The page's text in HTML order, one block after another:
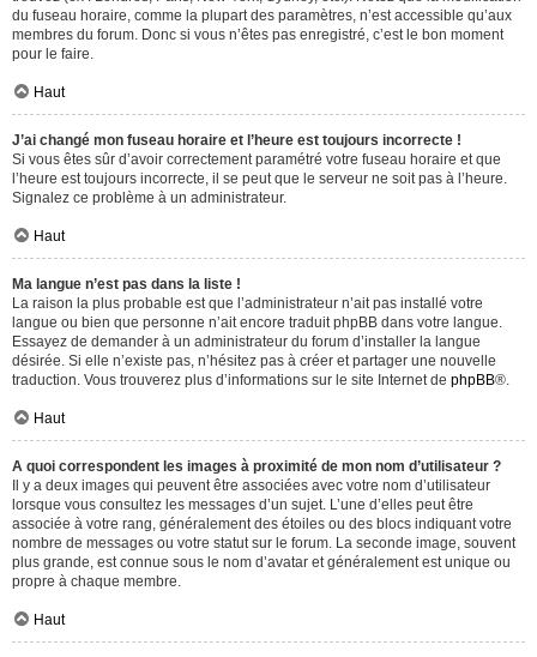
du fuseau horaire, comme la plupart des paramètres, n’est accessible qu’aux
membres du forum. Donc si vous n’êtes pas enregistré, c’est le bon moment
pour le faire.
Haut
J’ai changé mon fuseau horaire et l’heure est toujours incorrecte !
Si vous êtes sûr d’avoir correctement paramétré votre fuseau horaire et que
l’heure est toujours incorrecte, il se peut que le serveur ne soit pas à l’heure.
Signalez ce problème à un administrateur.
Haut
Ma langue n’est pas dans la liste !
La raison la plus probable est que l’administrateur n’ait pas installé votre
langue ou bien que personne n’ait encore traduit phpBB dans votre langue.
Essayez de demander à un administrateur du forum d’installer la langue
désirée. Si elle n’existe pas, n’hésitez pas à créer et partager une nouvelle
traduction. Vous trouverez plus d’informations sur le site Internet de phpBB®.
Haut
A quoi correspondent les images à proximité de mon nom d’utilisateur ?
Il y a deux images qui peuvent être associées avec votre nom d’utilisateur
lorsque vous consultez les messages d’un sujet. L’une d’elles peut être
associée à votre rang, généralement des étoiles ou des blocs indiquant votre
nombre de messages ou votre statut sur le forum. La seconde image, souvent
plus grande, est connue sous le nom d’avatar et généralement est unique ou
propre à chaque membre.
Haut